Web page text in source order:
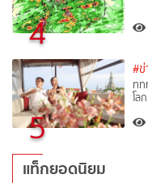
4
5
#ข่
ทท
โล
แท็กยอดนิยม